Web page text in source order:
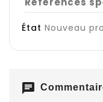
État Nouveau
chat